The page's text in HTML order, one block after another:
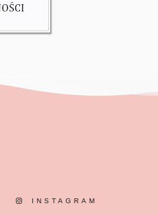
INSTAGRAM